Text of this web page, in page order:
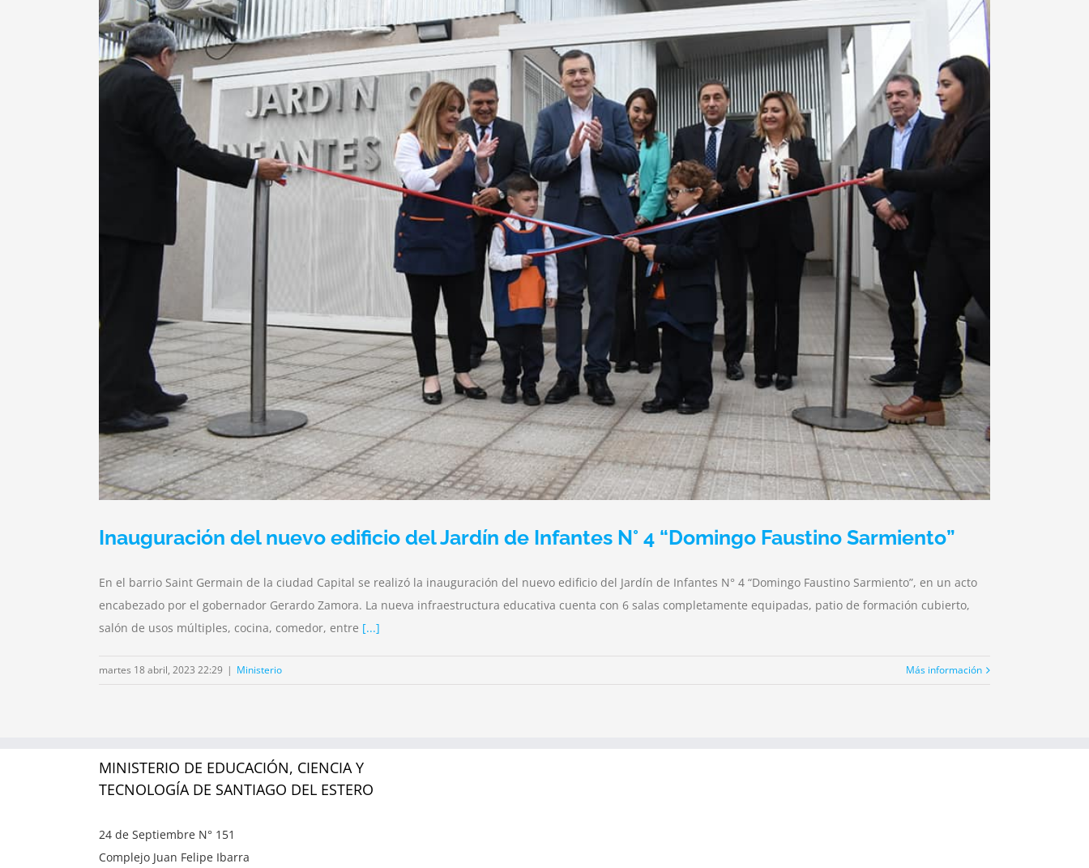
Inauguración del nuevo edificio del Jardín de Infantes N° 4 “Domingo Faustino Sarmiento”
En el barrio Saint Germain de la ciudad Capital se realizó la inauguración del nuevo edificio del Jardín de Infantes N° 4 “Domingo Faustino Sarmiento”, en un acto
encabezado por el gobernador Gerardo Zamora. La nueva infraestructura educativa cuenta con 6 salas completamente equipadas, patio de formación cubierto,
salón de usos múltiples, cocina, comedor, entre [...]
martes 18 abril, 2023 22:29 | Ministerio Más información
MINISTERIO DE EDUCACIÓN, CIENCIA Y
TECNOLOGÍA DE SANTIAGO DEL ESTERO
24 de Septiembre N° 151
Complejo Juan Felipe Ibarra